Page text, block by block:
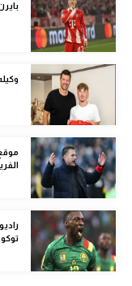
ركن الألعاب
أقسام خاصة
Gamers
ميركاتو
تحقيق في الجول
تقرير في الجول
تحليل في الجول
حكايات في الجول
توكو